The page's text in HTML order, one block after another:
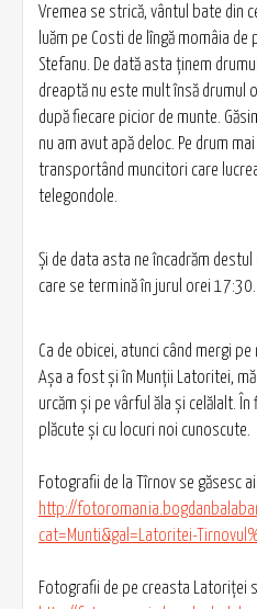
Vremea se strică, vântul bate din
luăm pe Costi de lîngă momâia
Stefanu. De dată asta ţinem
dreaptă nu este mult însă drumul
după fiecare picior de munte.
nu am avut apă deloc. Pe drum
transportând muncitori care
telegondole.
Şi de data asta ne încadrăm
care se termină în jurul orei 17:30.
Ca de obicei, atunci când mergi
Aşa a fost şi în Munţii Latoritei,
urcăm şi pe vârful ăla şi celălalt.
plăcute şi cu locuri noi cunoscute.
Fotografii de la Tîrnov se găsesc
http://
cat=Munti&gal=Latoritei-
Fotografii de pe creasta Latoriței